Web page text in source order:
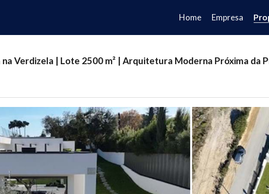
Home Empresa
Verdizela | Lote 2500 m² | Arquitetura Moderna Próxima da